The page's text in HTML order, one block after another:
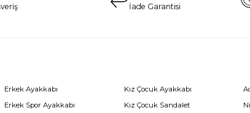
İade Garantisi
Erkek Ayakkabı
Erkek Spor Ayakkabı
Kız Çocuk Ayakkabı
Kız Çocuk Sandalet